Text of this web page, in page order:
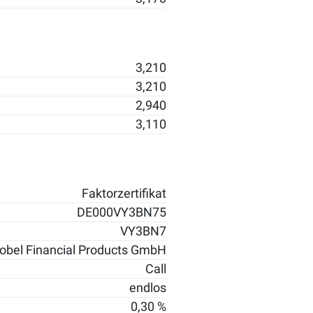
3,210
3,210
2,940
3,110
Faktorzertifikat
DE000VY3BN75
VY3BN7
Financial Products GmbH
Call
endlos
0,30 %